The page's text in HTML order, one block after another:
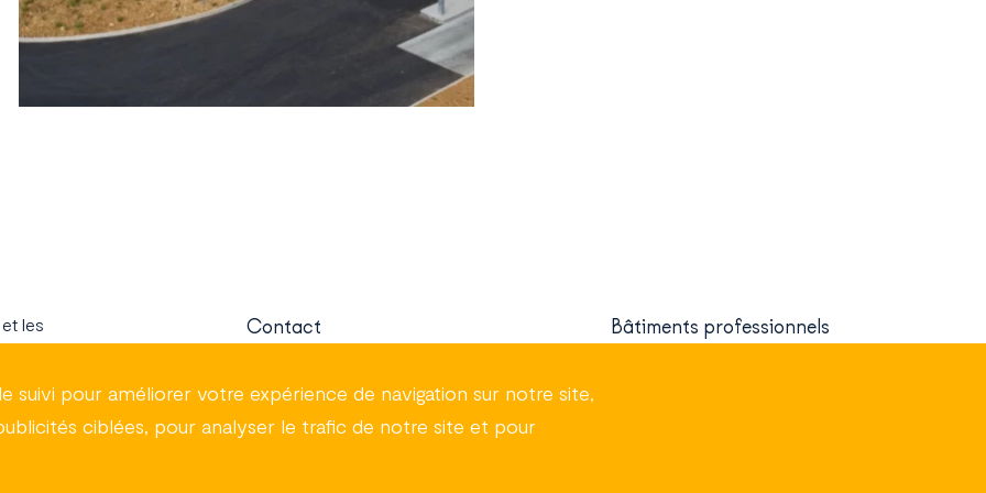
les
Contact Bâtiments professionnels
Nos métiers
suivi pour améliorer votre expérience de navigation sur notre site,
ciblées, pour analyser le trafic de notre site et pour